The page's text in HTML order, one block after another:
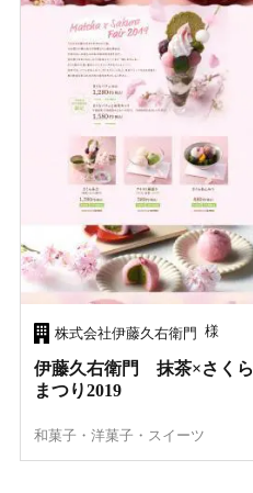
株式会社伊藤久右衛門 様
伊藤久右衛門 抹茶×さくら
まつり2019
和菓子・洋菓子・スイーツ